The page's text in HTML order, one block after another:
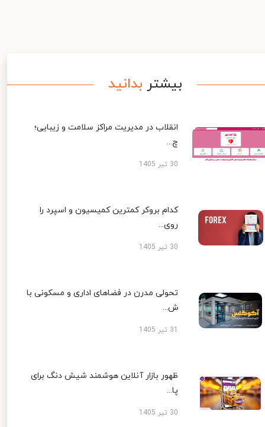
بیشتر بدانید
انقلاب در مدیریت مراکز سلامت و زیبایی؛
چ...
30 تیر 1405
کدام بروکر کمترین کمیسیون و اسپرد را
روی...
30 تیر 1405
تحولی مدرن در فضاهای اداری و مسکونی با
ش...
ظهور بازار آنلاین هوشمند شیش دنگ برای
پا...
30 تیر 1405